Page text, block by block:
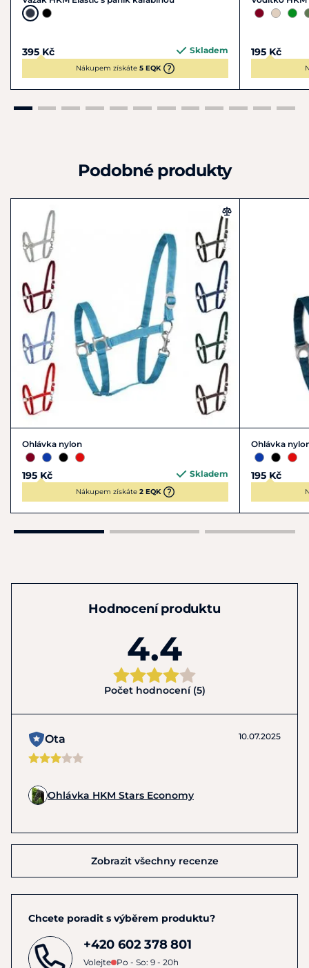
395 Kč Skladem
Nákupem získáte 5 EQK
195 Kč
Podobné produkty
Ohlávka nylon
195 Kč Skladem
Nákupem získáte 2 EQK
Ohlávka
195 Kč
Hodnocení produktu
4.4
Počet hodnocení (5)
Ota 10.07.2025
Ohlávka HKM Stars Economy
Zobrazit všechny recenze
Chcete poradit s výběrem produktu?
+420 602 378 801
Volejte Po - So: 9 - 20h